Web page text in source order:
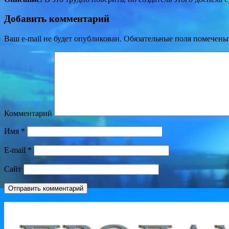
Добавить комментарий
Ваш e-mail не будет опубликован. Обязательные поля
Комментарий
Имя*
E-mail *
Сайт